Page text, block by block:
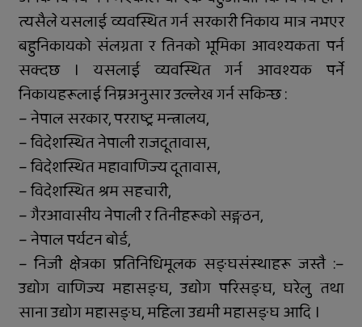
त्यसैले यसलाई व्यवस्थित गर्न सरकारी निकाय मात्र नभएर
बहुनिकायको संलग्नता र तिनको भूमिका आवश्यकता पर्न
सक्दछ । यसलाई व्यवस्थित गर्न आवश्यक पर्ने
निकायहरूलाई निम्नअनुसार उल्लेख गर्न सकिन्छ :
– नेपाल सरकार, परराष्ट्र मन्त्रालय,
– विदेशस्थित नेपाली राजदूतावास,
– विदेशस्थित महावाणिज्य दूतावास,
– विदेशस्थित श्रम सहचारी,
– गैरआवासीय नेपाली र तिनीहरूको सङ्गठन,
– नेपाल पर्यटन बोर्ड,
– निजी क्षेत्रका प्रतिनिधिमूलक सङ्घसंस्थाहरू जस्तै :–
उद्योग वाणिज्य महासङ्घ, उद्योग परिसङ्घ, घरेलु तथा
साना उद्योग महासङ्घ, महिला उद्यमी महासङ्घ आदि ।